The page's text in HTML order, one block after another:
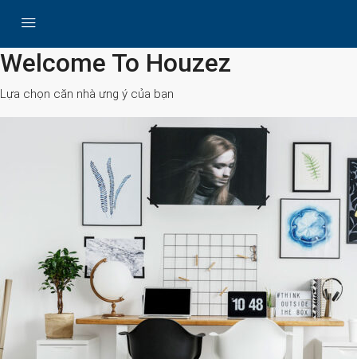
Search
Welcome To Houzez
Lựa chọn căn nhà ưng ý của bạn